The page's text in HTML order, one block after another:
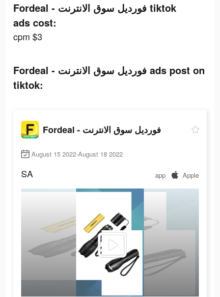
Fordeal - فورديل سوق الانترنت tiktok
ads cost:
cpm $3
Fordeal - فورديل سوق الانترنت ads post on
tiktok:
Fordeal - فورديل سوق الانترنت
August 15 2022-August 18 2022
SA app Apple